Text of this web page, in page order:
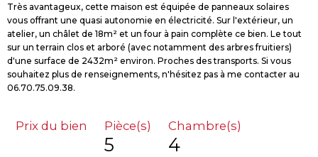
Très avantageux, cette maison est équipée de panneaux solaires
vous offrant une quasi autonomie en électricité. Sur l'extérieur, un
atelier, un châlet de 18m² et un four à pain complète ce bien. Le tout
sur un terrain clos et arboré (avec notamment des arbres fruitiers)
d'une surface de 2432m² environ. Proches des transports. Si vous
souhaitez plus de renseignements, n'hésitez pas à me contacter au
Prix du bien Pièce(s)
5
Chambre(s)
4